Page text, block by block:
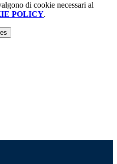
di cookie necessari al
POLICY.